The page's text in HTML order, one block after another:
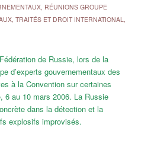
, RÉUNIONS GROUPE
, TRAITÉS ET DROIT INTERNATIONAL,
de Russie, lors de la
d’experts gouvernementaux des
à la Convention sur certaines
6 au 10 mars 2006. La Russie
dans la détection et la
explosifs improvisés.